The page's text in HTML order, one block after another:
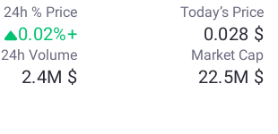
Today’s Price
$ 0.028
24h % Price
+0.02%
Market Cap
$ 22.5M
24h Volume
$ 2.4M